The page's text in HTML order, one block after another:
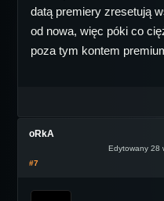
datą premiery zresetują
od nowa, więc póki co
poza tym kontem
oRkA
Edytowany 28
#7